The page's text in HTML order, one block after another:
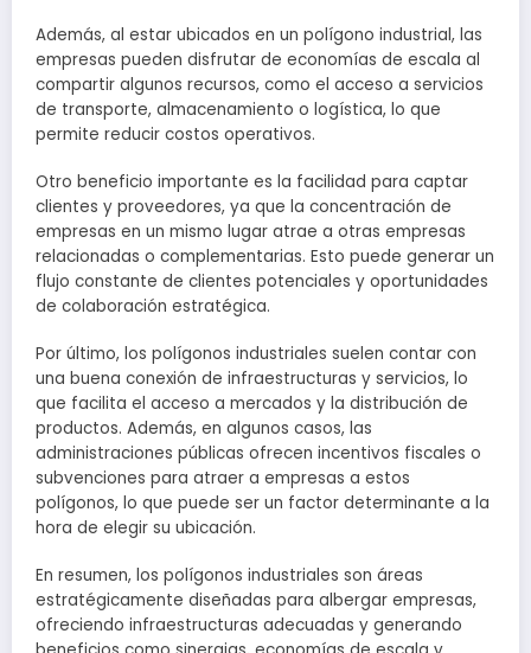
Además, al estar ubicados en un polígono industrial, las
empresas pueden disfrutar de economías de escala al
compartir algunos recursos, como el acceso a servicios
de transporte, almacenamiento o logística, lo que
permite reducir costos operativos.
Otro beneficio importante es la facilidad para captar
clientes y proveedores, ya que la concentración de
empresas en un mismo lugar atrae a otras empresas
relacionadas o complementarias. Esto puede generar un
flujo constante de clientes potenciales y oportunidades
de colaboración estratégica.
Por último, los polígonos industriales suelen contar con
una buena conexión de infraestructuras y servicios, lo
que facilita el acceso a mercados y la distribución de
productos. Además, en algunos casos, las
administraciones públicas ofrecen incentivos fiscales o
subvenciones para atraer a empresas a estos
polígonos, lo que puede ser un factor determinante a la
hora de elegir su ubicación.
En resumen, los polígonos industriales son áreas
estratégicamente diseñadas para albergar empresas,
ofreciendo infraestructuras adecuadas y generando